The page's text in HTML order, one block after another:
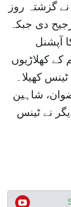
گزشتہ روز
دی جبکہ
آپشنل
کے کھلاڑیوں
کھیلا۔
شاہین
نے ٹینس